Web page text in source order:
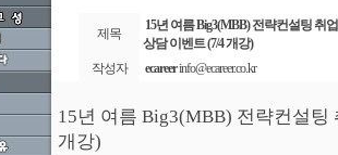
제목
15년 여름 Big3(MBB) 전략컨설팅 취
상담 이벤트 (7/4 개강)
작성자
ecareerinfo@ecareer.co.kr
15년 여름 Big3(MBB) 전략컨설
개강)